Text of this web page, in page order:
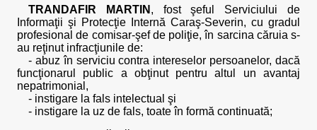
TRANDAFIR MARTIN , fost şeful Serviciului de
Informaţii şi Protecţie Internă Caraş-Severin, cu gradul
profesional de comisar-şef de poliţie, în sarcina căruia s-
au reţinut infracţiunile de:
- abuz în serviciu contra intereselor persoanelor, dacă
funcţionarul public a obţinut pentru altul un avantaj
nepatrimonial,
- instigare la fals intelectual şi
- instigare la uz de fals, toate în formă continuată;